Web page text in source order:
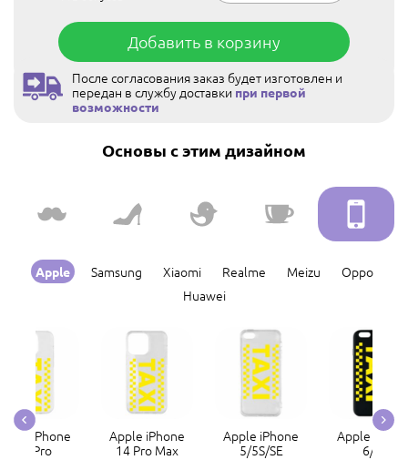
Добавить в корзину
После согласования заказ будет изготовлен и
передан в службу доставки при первой
возможности
Основы с этим дизайном
Apple Samsung Xiaomi Realme Meizu
Oppo
Huawei
iPhone
14 Pro
Apple iPhone
14 Pro Max
Apple iPhone
5/5S/SE
Apple
6/6S